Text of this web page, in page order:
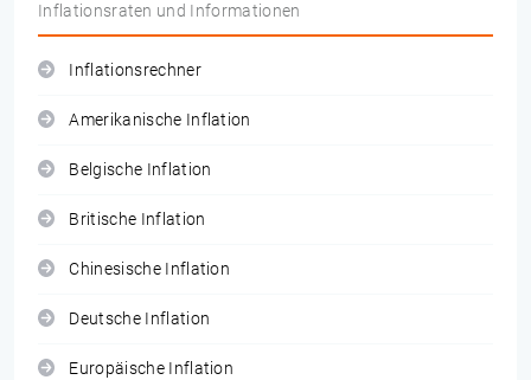
Inflationsraten und Informationen
Inflationsrechner
Amerikanische Inflation
Belgische Inflation
Britische Inflation
Chinesische Inflation
Deutsche Inflation
Europäische Inflation